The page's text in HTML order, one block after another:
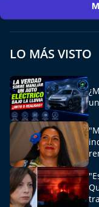
La Ruta del Pulsar
Psicología Abierta
Impacto
Sesiones
Expreso PM
Conecta Vida
LO MÁS VISTO